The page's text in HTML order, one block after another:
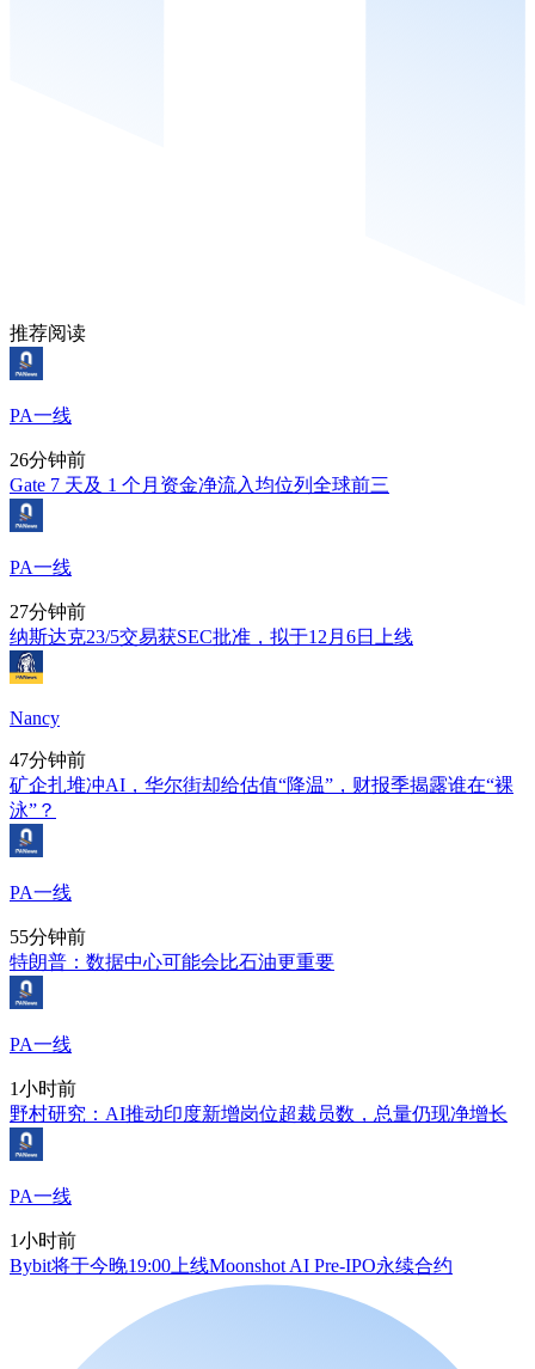
推荐阅读
PA一线
26分钟前
Gate 7 天及 1 个月资金净流入均位列全球前三
PA一线
27分钟前
纳斯达克23/5交易获SEC批准，拟于12月6日上线
Nancy
47分钟前
矿企扎堆冲AI，华尔街却给估值“降温”，财报季揭露谁在“裸
泳”？
PA一线
55分钟前
特朗普：数据中心可能会比石油更重要
PA一线
1小时前
野村研究：AI推动印度新增岗位超裁员数，总量仍现净增长
PA一线
1小时前
Bybit将于今晚19:00上线Moonshot AI Pre-IPO永续合约